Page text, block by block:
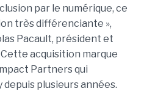
par le numérique, ce
très différenciante »,
Pacault, président et
acquisition marque
Partners qui
plusieurs années.